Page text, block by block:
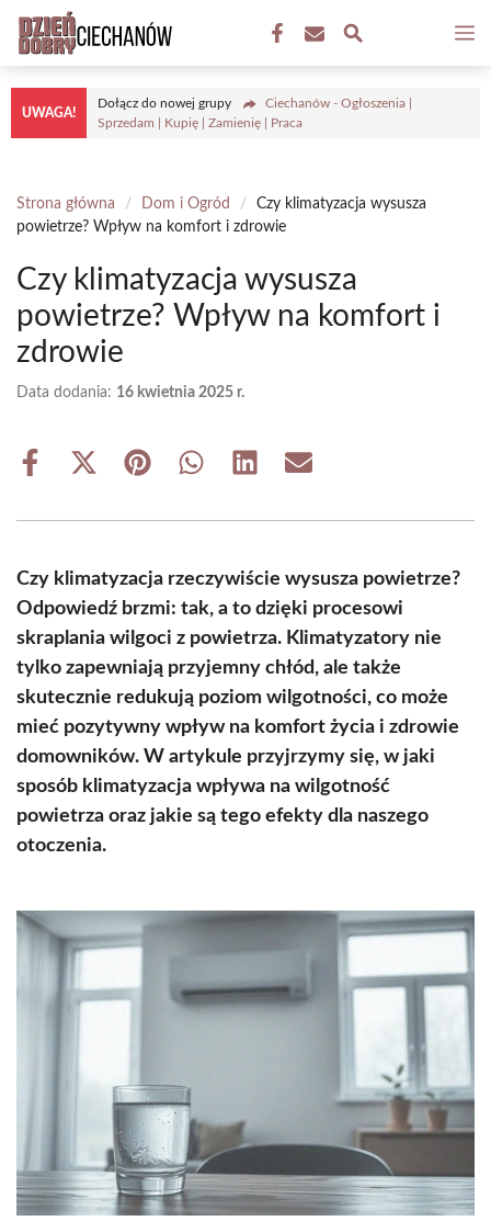
treści
UWAGA!
Dołącz do nowej grupy
Ciechanów - Ogłoszenia |
Sprzedam | Kupię | Zamienię | Praca
Strona główna / Dom i Ogród /
Czy klimatyzacja wysusza
powietrze? Wpływ na komfort i zdrowie
Czy klimatyzacja wysusza
powietrze? Wpływ na komfort i
zdrowie
Data dodania: 16 kwietnia 2025 r.
Share
Share
(Twitter)
Share Share Share Share
Czy klimatyzacja rzeczywiście wysusza powietrze?
Odpowiedź brzmi: tak, a to dzięki procesowi
skraplania wilgoci z powietrza. Klimatyzatory nie
tylko zapewniają przyjemny chłód, ale także
skutecznie redukują poziom wilgotności, co może
mieć pozytywny wpływ na komfort życia i zdrowie
domowników. W artykule przyjrzymy się, w jaki
sposób klimatyzacja wpływa na wilgotność
powietrza oraz jakie są tego efekty dla naszego
otoczenia.